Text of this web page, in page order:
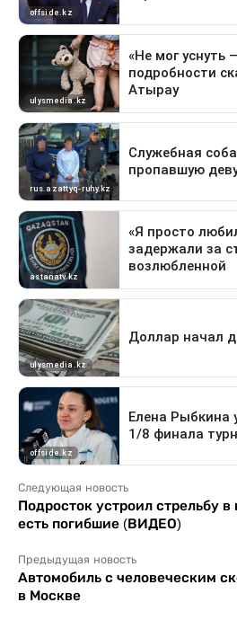
Следующая новость
Подросток устроил стрельбу
есть погибшие (ВИДЕО)
Предыдущая новость
Автомобиль с человеческим
в Москве